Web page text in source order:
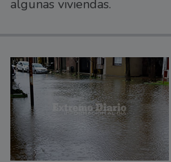
algunas viviendas.